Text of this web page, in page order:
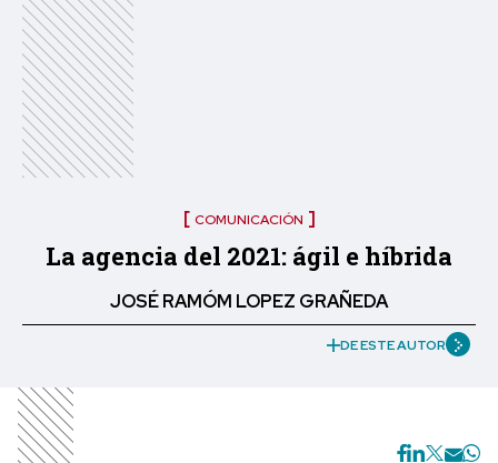
COMUNICACIÓN
La agencia del 2021: ágil e híbrida
JOSÉ RAMÓM LOPEZ GRAÑEDA
DE ESTE AUTOR